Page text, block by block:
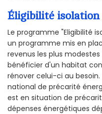
Éligibilité isolation
Le programme "Eligibilité
un programme mis en
revenus les plus modestes
bénéficier d'un habitat
rénover celui-ci au
national de précarité
est en situation de
dépenses énergétiques